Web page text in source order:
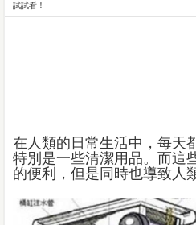
試試看！
在人類的日常生活中，每天
特別是一些清潔用品。而這
的便利，但是同時也導致人